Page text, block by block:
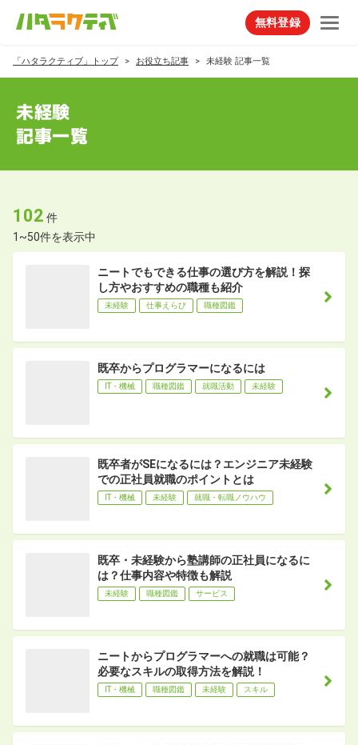
無料登録
「ハタラクティブ」トップ お役立ち記事 未経験 記事一覧
未経験
記事一覧
102 件
1~50件を表示中
ニートでもできる仕事の選び方を解説！探
し方やおすすめの職種も紹介
未経験 仕事えらび 職種図鑑
既卒からプログラマーになるには
IT・機械 職種図鑑 就職活動 未経験
既卒者がSEになるには？エンジニア未経験
での正社員就職のポイントとは
IT・機械 未経験 就職・転職ノウハウ
既卒・未経験から塾講師の正社員になるに
は？仕事内容や特徴も解説
未経験 職種図鑑 サービス
ニートからプログラマーへの就職は可能？
必要なスキルの取得方法を解説！
IT・機械 職種図鑑 未経験 スキル